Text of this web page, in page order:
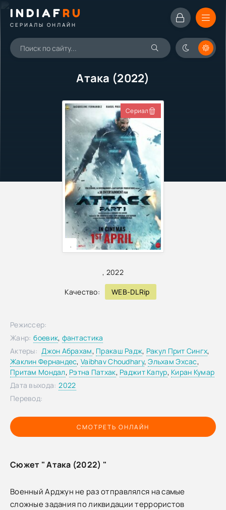
INDIAFRU
СЕРИАЛЫ ОНЛАЙН
Атака (2022)
, 2022
Качество: WEB-DLRip
Сериал
,
СМОТРЕТЬ ОНЛАЙН
Режиссер:
Жанр: боевик, фантастика
Актеры: Джон Абрахам, Пракаш Радж, Ракул Прит Сингх,
Жаклин Фернандес,Vaibhav Choudhary,Эльхам Эхсас,
Притам Мондал, Рэтна Патхак, Раджит Капур, Киран Кумар
Дата выхода: 2022
Перевод:
Сюжет " Атака (2022) "
Военный Арджун не раз отправлялся на самые
сложные задания по ликвидации террористов